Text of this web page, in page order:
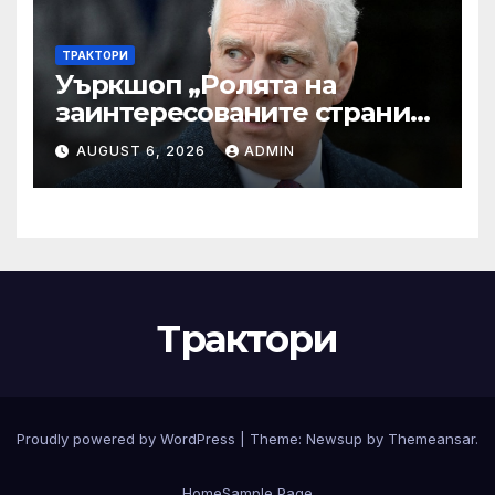
ТРАКТОРИ
Уъркшоп „Ролята на
заинтересованите страни
във външното осигуряване
на качеството“
AUGUST 6, 2026 ADMIN
Трактори
Proudly powered by WordPress Theme: Newsup by Themeansar.